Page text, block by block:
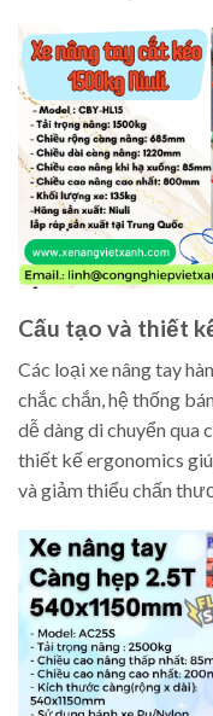
Cấu tạo và thiết
Các loại xe nâng tay
chắc chắn, hệ thống
dễ dàng di chuyển qua
thiết kế ergonomics
và giảm thiểu chấn